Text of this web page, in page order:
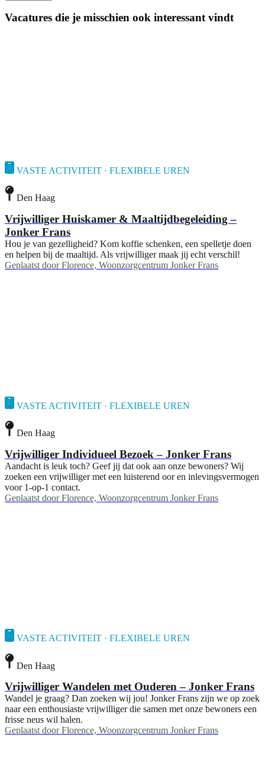
Vacatures die je misschien ook interessant vindt
VASTE ACTIVITEIT · FLEXIBELE UREN
Den Haag
Vrijwilliger Huiskamer & Maaltijdbegeleiding –
Jonker Frans
Hou je van gezelligheid? Kom koffie schenken, een spelletje doen
en helpen bij de maaltijd. Als vrijwilliger maak jij echt verschil!
Geplaatst door Florence, Woonzorgcentrum Jonker Frans
VASTE ACTIVITEIT · FLEXIBELE UREN
Den Haag
Vrijwilliger Individueel Bezoek – Jonker Frans
Aandacht is leuk toch? Geef jij dat ook aan onze bewoners? Wij
zoeken een vrijwilliger met een luisterend oor en inlevingsvermogen
voor 1-op-1 contact.
Geplaatst door Florence, Woonzorgcentrum Jonker Frans
VASTE ACTIVITEIT · FLEXIBELE UREN
Den Haag
Vrijwilliger Wandelen met Ouderen – Jonker Frans
Wandel je graag? Dan zoeken wij jou! Jonker Frans zijn we op zoek
naar een enthousiaste vrijwilliger die samen met onze bewoners een
frisse neus wil halen.
Geplaatst door Florence, Woonzorgcentrum Jonker Frans